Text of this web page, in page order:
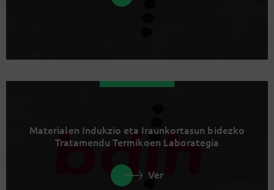
Materialen Indukzio eta Iraunkortasun bidezko
Tratamendu Termikoen Laborategia
Ver